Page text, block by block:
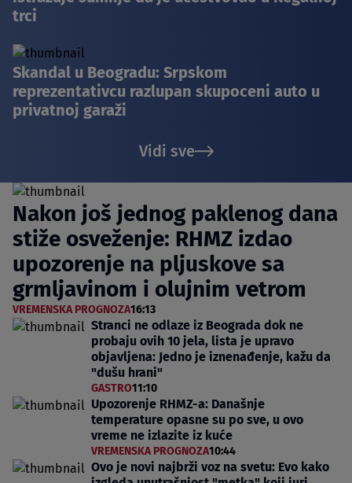
trci
Skandal u Beogradu: Srpskom
reprezentativcu razlupan skupoceni auto u
privatnoj garaži
Vidi sve
Nakon još jednog paklenog dana
stiže osveženje: RHMZ izdao
upozorenje na pljuskove sa
grmljavinom i olujnim vetrom
VREMENSKA PROGNOZA16:13
Stranci ne odlaze iz Beograda dok ne
probaju ovih 10 jela, lista je upravo
objavljena: Jedno je iznenađenje, kažu da
"dušu hrani"
GASTRO11:10
Upozorenje RHMZ-a: Današnje
temperature opasne su po sve, u ovo
vreme ne izlazite iz kuće
VREMENSKA PROGNOZA10:44
Ovo je novi najbrži voz na svetu: Evo kako